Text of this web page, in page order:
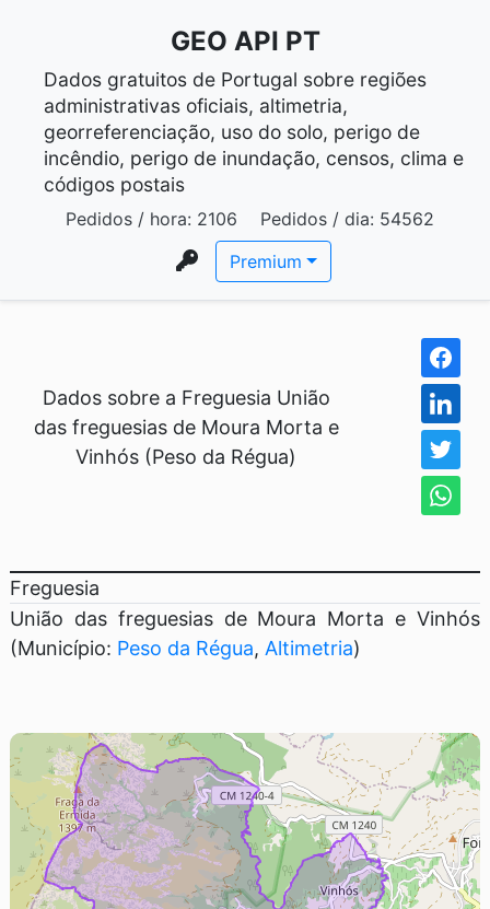
GEO API PT
Dados gratuitos de Portugal sobre regiões
administrativas oficiais, altimetria,
georreferenciação, uso do solo, perigo de
incêndio, perigo de inundação, censos, clima e
códigos postais
Pedidos / hora: 2106 Pedidos / dia: 54562
Premium
Dados sobre a Freguesia União
das freguesias de Moura Morta e
Vinhós (Peso da Régua)
Freguesia
União das freguesias de Moura Morta e Vinhós
(Município: Peso da Régua, Altimetria)